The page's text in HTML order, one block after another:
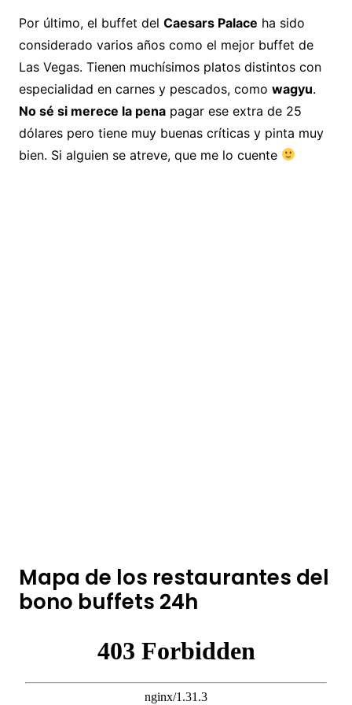
Por último, el buffet del Caesars Palace ha sido
considerado varios años como el mejor buffet de
Las Vegas. Tienen muchísimos platos distintos con
especialidad en carnes y pescados, como wagyu.
No sé si merece la penapagar ese extra de 25
dólares pero tiene muy buenas críticas y pinta muy
bien. Si alguien se atreve, que me lo cuente
Mapa de los restaurantes del
bono buffets 24h